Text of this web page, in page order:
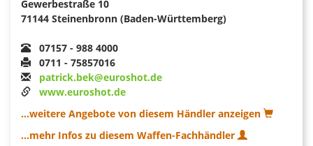
Gewerbestraße 10
71144 Steinenbronn (Baden-Württemberg)
07157 - 988 4000
0711 - 75857016
patrick.bek@euroshot.de
www.euroshot.de
...weitere Angebote von diesem Händler anzeigen
...mehr Infos zu diesem Waffen-Fachhändler